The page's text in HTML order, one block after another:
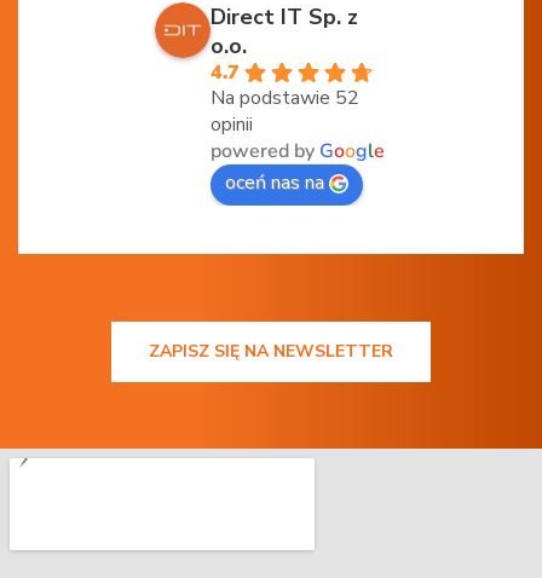
Direct IT Sp. z
o.o.
4.7
Na podstawie 52
opinii
powered by Google
oceń nas na
ZAPISZ SIĘ NA NEWSLETTER